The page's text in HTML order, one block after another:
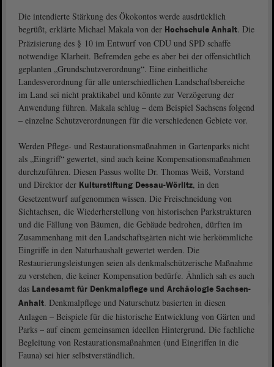
Die intendierte Stärkung des Ökokontos werde ausdrücklich
begrüßt, erklärte Michael Makala von der Hochschule Anhalt. Die
Präzisierung des § 10 im Entwurf von CDU und SPD schaffe
notwendige Klarheit. Befremden gebe es aber bei der offensichtlich
geplanten „Grundschutzverordnung“. Eine einheitliche
Landesverordnung für alle unterschiedlichen Landschaftsbereiche
im Land sei nicht praktikabel und könnte zur Verzögerung der
Anwendung führen. Makala schlug – dem Beispiel Sachsens folgend
– einzelne Schutzverordnungen für die verschiedenen Gebiete vor.
Werden Pflege- und Restaurationsmaßnahmen in Gartenparks nicht
als „Eingriff“ gewertet, sind auch keine Kompensationsmaßnahmen
durchzuführen. Diesen Passus wollte Dr. Thomas Weiß, Vorstand
und Direktor der Kulturstiftung Dessau-Wörlitz, in den
Gesetzentwurf aufgenommen wissen. Die Freischneidung von
Sichtachsen, die Wiederherstellung von historischen Parkstrukturen
und die Fällung von Bäumen, die Gebäude bedrohen, dürften im
Zusammenhang mit den Landschaftsgärten nicht wie herkömmliche
Eingriffe in den Naturhaushalt gewertet werden. Die
Restaurierungsleistungen seien als denkmalschützerische Maßnahme
zu verstehen, die keiner Kompensation bedürfe. Ähnlich sah es auch
das Landesamt für Denkmalpflege und Archäologie Sachsen-
Anhalt. Denkmalpflege und Naturschutz basierten in diesen
Anlagen – Beispiele für die historische Entwicklung von Gärten und
Parks – auf einem gemeinsamen ideellen Hintergrund. Die fachliche
Begleitung von Restaurationsmaßnahmen (und Eingriffen in die
Fauna) sei hier selbstverständlich.